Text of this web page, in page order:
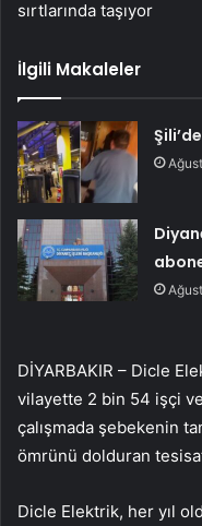
sırtlarında taşıyor
İlgili Makaleler
DİYARBAKIR – Dicle
vilayette 2 bin 54 işçi
çalışmada şebekenin
ömrünü dolduran
Dicle Elektrik, her yıl